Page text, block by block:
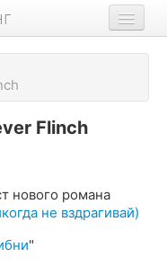
Flinch
нового романа
не вздрагивай)
"